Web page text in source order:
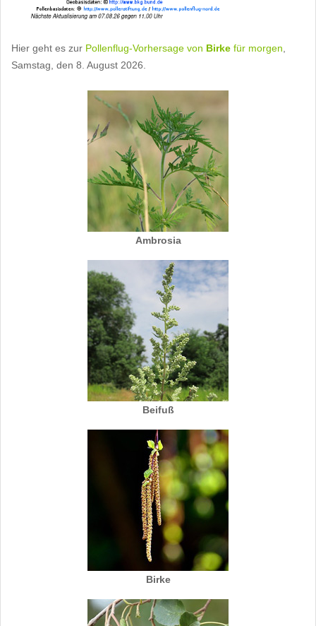
Hier geht es zur Pollenflug-Vorhersage von Birke für morgen
Samstag, den 8. August 2026.
Ambrosia
Beifuß
Birke